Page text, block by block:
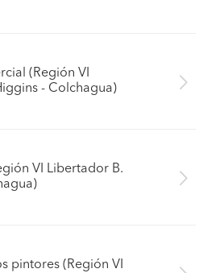
(Región VI
- Colchagua)
VI Libertador B.
pintores (Región VI